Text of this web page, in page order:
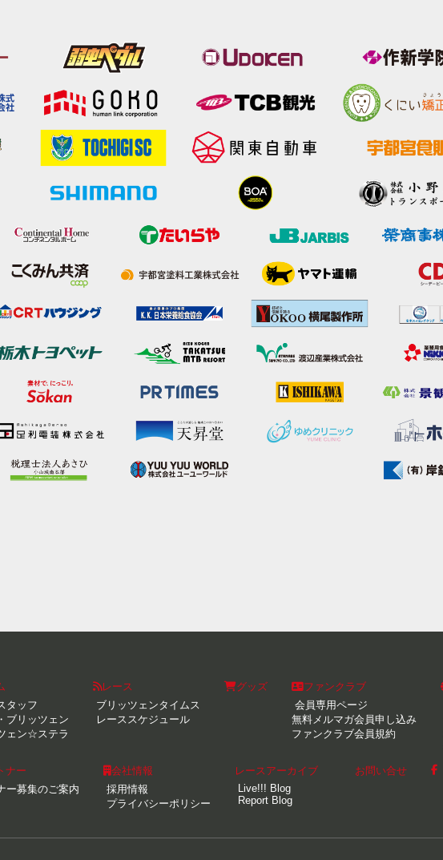
タッフ
ブリッツェン
ェン☆ステラ
レース
ブリッツェンタイムス
レーススケジュール
グッズ
ファンクラブ
会員専用ページ
無料メルマガ会員申し込み
ファンクラブ会員規約
ナー
ー募集のご案内
会社情報
採用情報
プライバシーポリシー
レースアーカイブ
Live!!! Blog
Report Blog
お問い合せ